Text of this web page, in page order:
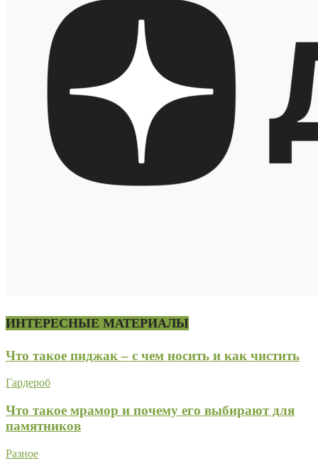
ИНТЕРЕСНЫЕ МАТЕРИАЛЫ
Что такое пиджак – с чем носить и как чистить
Гардероб
Что такое мрамор и почему его выбирают для
памятников
Разное